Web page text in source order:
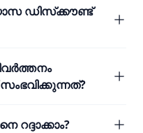
ഡിസ്‌ക്കൗണ്ട്